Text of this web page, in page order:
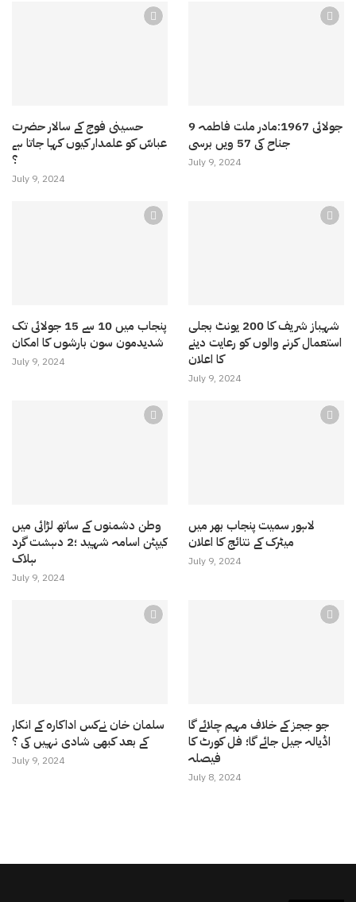
حسینی فوج کے سالار حضرت
عباسّ کو علمدار کیوں کہا جاتا ہے
؟
July 9, 2024
9 جولائی 1967:مادر ملت فاطمہ
جناح کی 57 ویں برسی
July 9, 2024
پنجاب میں 10 سے 15 جولائی تک
شدیدمون سون بارشوں کا امکان
July 9, 2024
شہباز شریف کا 200 یونٹ بجلی
استعمال کرنے والوں کو رعایت دینے
کا اعلان
July 9, 2024
وطن دشمنوں کے ساتھ لڑائی میں
کیپٹن اسامہ شہید ؛2 دہشت گرد
ہلاک
July 9, 2024
لاہور سمیت پنجاب بھر میں
میٹرک کے نتائج کا اعلان
July 9, 2024
سلمان خان نےکس اداکارہ کے انکار
کے بعد کبھی شادی نہیں کی ؟
July 9, 2024
جو ججز کے خلاف مہم چلائے گا
اڈیالہ جیل جائے گا؛ فل کورٹ کا
فیصلہ
July 8, 2024